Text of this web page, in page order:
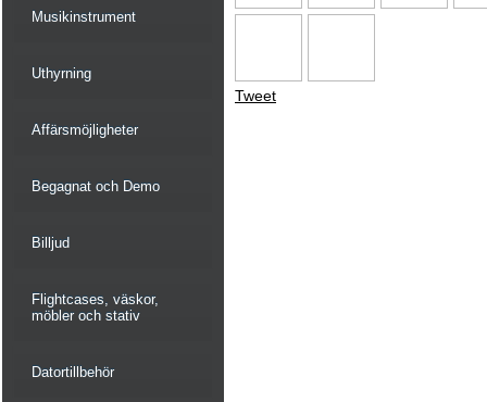
Musikinstrument
Uthyrning
Affärsmöjligheter
Begagnat och Demo
Billjud
Flightcases, väskor,
möbler och stativ
Datortillbehör
Tweet